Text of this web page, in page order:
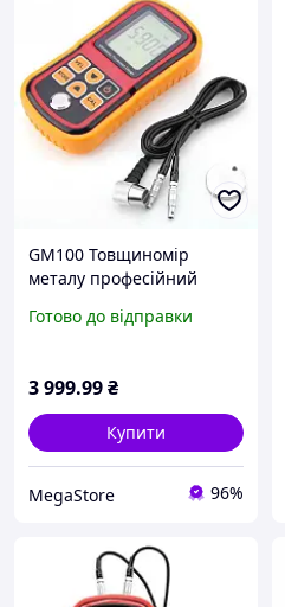
GM100 Товщиномір
металу професійний
до 220 мм
Готово до відправки
3 999.99₴
Купити
MegaStore 96%